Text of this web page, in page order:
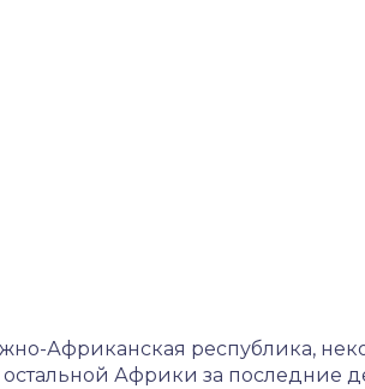
Африканская республика,
остальной Африки за последние